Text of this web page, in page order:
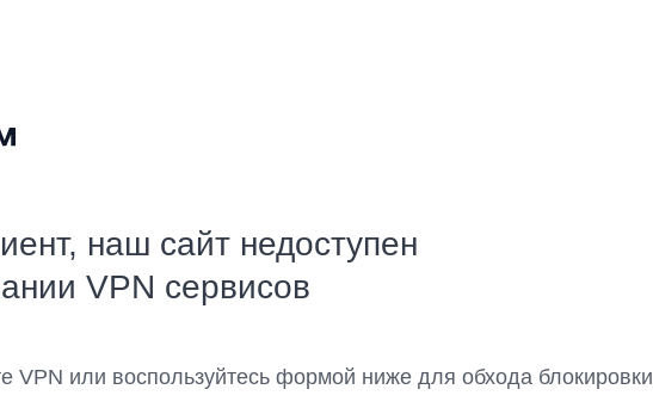
наш сайт недоступен
VPN сервисов
VPN или воспользуйтесь формой ниже для обхода блокировки